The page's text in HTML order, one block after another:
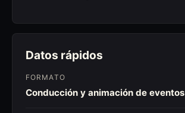
Datos rápidos
FORMATO
Conducción y animación de eventos